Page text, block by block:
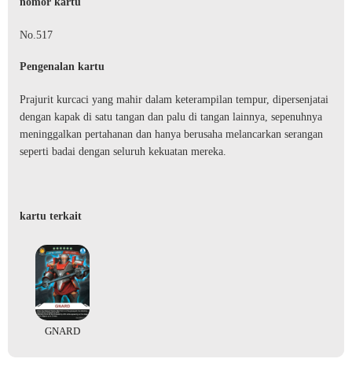
No.517
Pengenalan kartu
Prajurit kurcaci yang mahir dalam keterampilan tempur, dipersenjatai
dengan kapak di satu tangan dan palu di tangan lainnya, sepenuhnya
meninggalkan pertahanan dan hanya berusaha melancarkan serangan
seperti badai dengan seluruh kekuatan mereka.
kartu terkait
GNARD